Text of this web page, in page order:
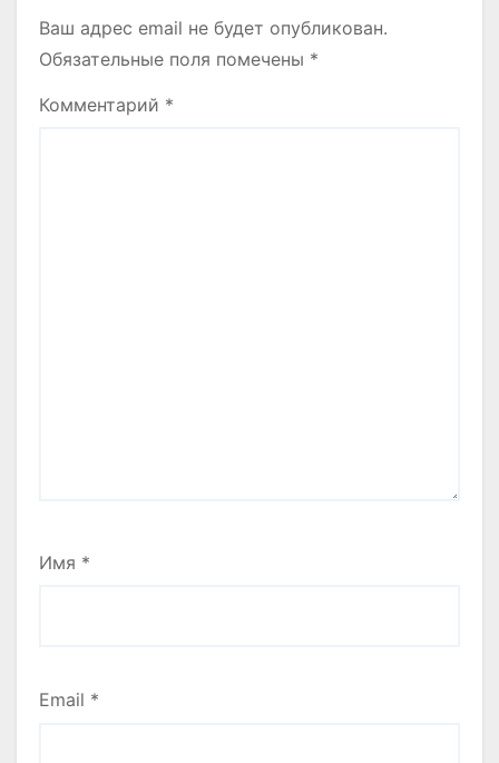
Ваш адрес email не будет опубликован.
Обязательные поля помечены *
Комментарий *
Имя *
Email *